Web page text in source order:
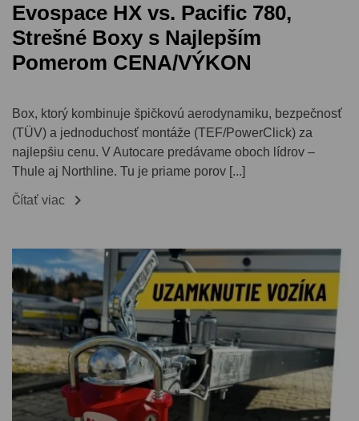
Evospace HX vs. Pacific 780,
Strešné Boxy s Najlepším
Pomerom CENA/VÝKON
Box, ktorý kombinuje špičkovú aerodynamiku, bezpečnosť
(TÜV) a jednoduchosť montáže (TEF/PowerClick) za
najlepšiu cenu. V Autocare predávame oboch lídrov –
Thule aj Northline. Tu je priame porov [...]
Čítať viac 